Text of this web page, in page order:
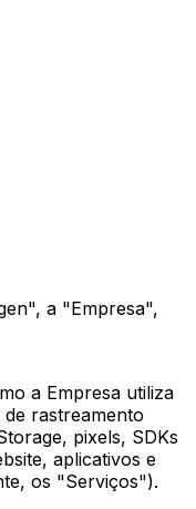
a "Empresa",
a Empresa utiliza
rastreamento
pixels, SDKs
aplicativos e
os "Serviços").